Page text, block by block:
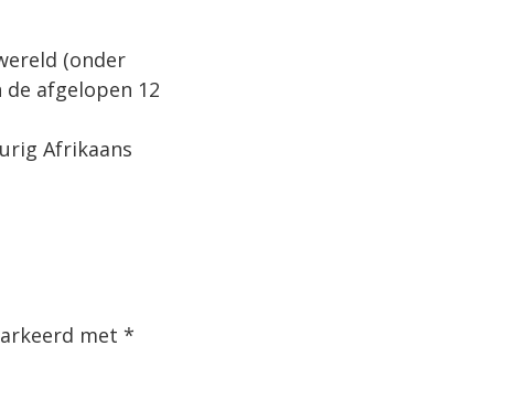
(onder
afgelopen 12
Afrikaans
met *